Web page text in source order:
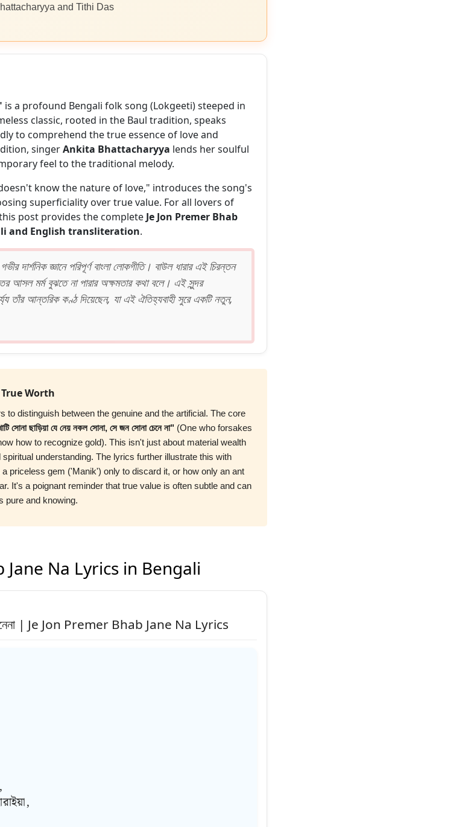
and Tithi Das
is a profound Bengali folk song (Lokgeeti) steeped in
classic, rooted in the Baul tradition, speaks
to comprehend the true essence of love and
singerAnkita Bhattacharyya lends her soulful
feel to the traditional melody.
know the nature of love," introduces the song's
superficiality over true value. For all lovers of
post provides the complete Je Jon Premer Bhab
and English transliteration.
দার্শনিক জ্ঞানে পরিপূর্ণ বাংলা লোকগীতি। বাউল ধারার এই চিরন্তন
আসল মর্ম বুঝতে না পারার অক্ষমতার কথা বলে। এই সুন্দর
তাঁর আন্তরিক কণ্ঠ দিয়েছেন, যা এই ঐতিহ্যবাহী সুরে একটি নতুন,
Worth
to distinguish between the genuine and the artificial. The core
সোনা ছাড়িয়া যে নেয় নকল সোনা, সে জন সোনা চেনে না" (One who forsakes
how to recognize gold). This isn't just about material wealth
understanding. The lyrics further illustrate this with
priceless gem ('Manik') only to discard it, or how only an ant
It's a poignant reminder that true value is often subtle and can
pure and knowing.
Jane Na Lyrics in Bengali
| Je Jon Premer Bhab Jane Na Lyrics